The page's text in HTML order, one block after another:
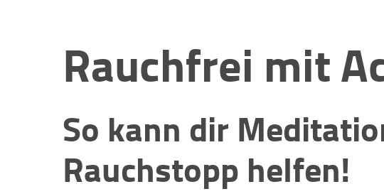
Rauchfrei mit
So kann dir
Rauchstopp helfen!